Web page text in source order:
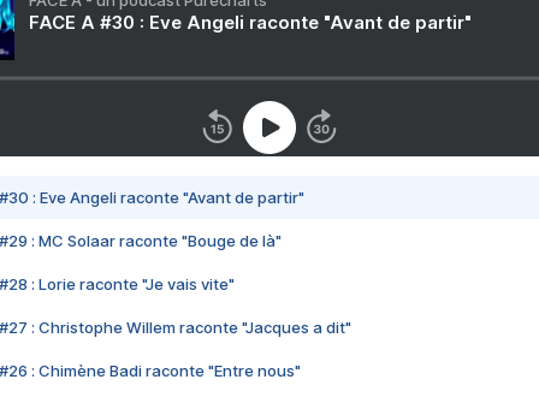
FACE A #30 : Eve Angeli raconte "Avant de partir"
#30 : Eve Angeli raconte "Avant de partir"
#29 : MC Solaar raconte "Bouge de là"
#28 : Lorie raconte "Je vais vite"
#27 : Christophe Willem raconte "Jacques a dit"
#26 : Chimène Badi raconte "Entre nous"